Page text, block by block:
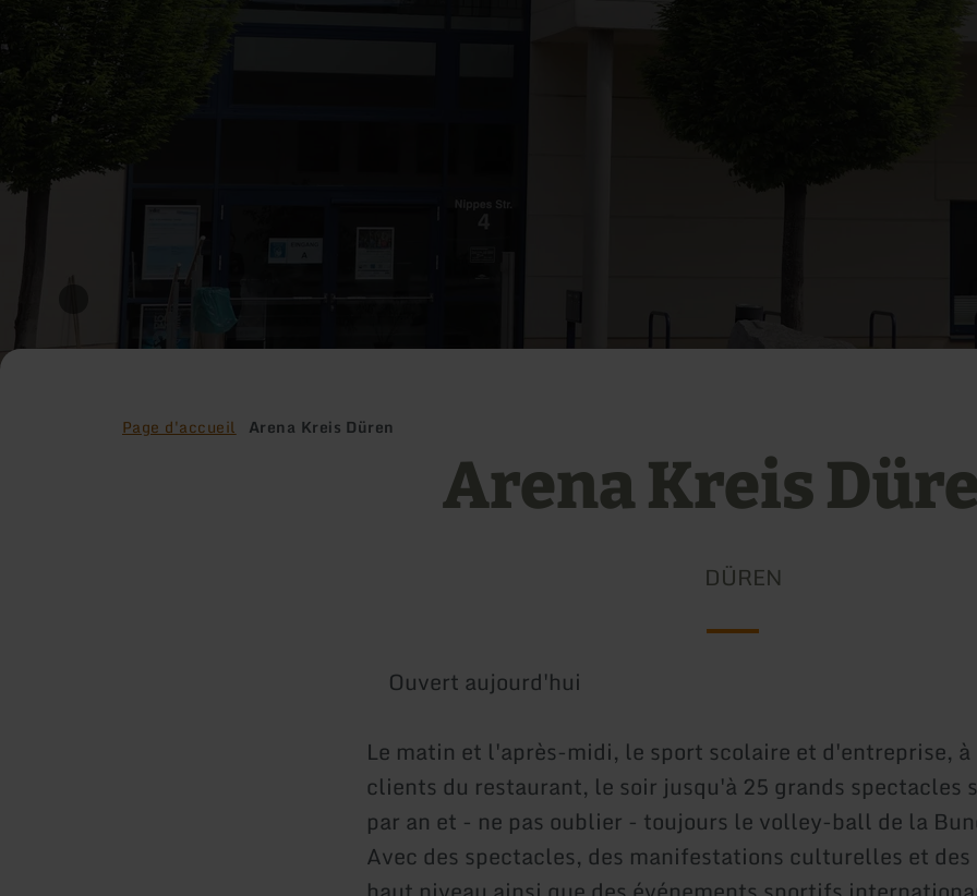
Page d'accueil Arena Kreis Düren
Arena Kreis
DÜREN
Ouvert aujourd'hui
Le matin et l'après-midi, le sport scolaire et d'entreprise,
clients du restaurant, le soir jusqu'à 25 grands spectacles
par an et - ne pas oublier - toujours le volley-ball de la
Avec des spectacles, des manifestations culturelles et